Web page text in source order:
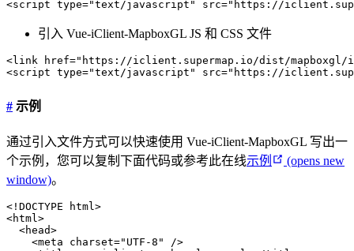
<script type="text/javascript " src=" https://
引入 Vue-iClient-MapboxGL JS 和 CSS 文件
<link href=" https://iclient.supermap.io/dist/mapboxgl/
<script type="text/javascript " src=" https://
# 示例
通过引入文件方式可以快速使用 Vue-iClient-MapboxGL 写出一
个示例，您可以复制下面代码或参考此在线示例
(opens new
window)。
<! DOCTYPE html >
<html >
<head>
<meta charset=" UTF-8 "
/>